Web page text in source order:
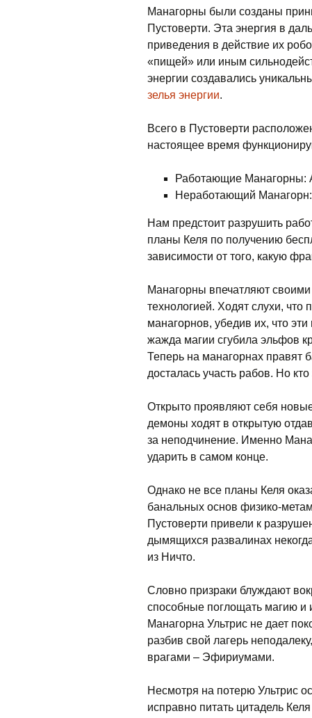
Манагорны были созданы
Пустоверти. Эта энергия в
приведения в действие их
«пищей» или иным
энергии создавались
зелья энергии.
Всего в Пустоверти
настоящее время
Работающие Манагорны:
Неработающий Манагорн:
Нам предстоит разрушить
планы Келя по получению
зависимости от того, какую
Манагорны впечатляют
технологией. Ходят слухи, что
манагорнов, убедив их, что
жажда магии сгубила эльфов
Теперь на манагорнах
досталась участь рабов. Но
Открыто проявляют себя
демоны ходят в открытую
за неподчинение. Именно
ударить в самом конце.
Однако не все планы Келя
банальных основ физико-
Пустоверти привели к
дымящихся развалинах
из Ничто.
Словно призраки блуждают
способные поглощать магию и
Манагорна Ультрис не дает
разбив свой лагерь
врагами – Эфириумами.
Несмотря на потерю Ультрис
исправно питать цитадель